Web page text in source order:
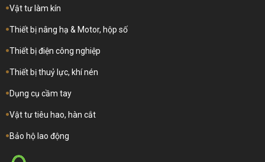
Vật tư làm kín
Thiết bị nâng hạ & Motor, hộp số
Thiết bị điện công nghiệp
Thiết bị thuỷ lực, khí nén
Dụng cụ cầm tay
Vật tư tiêu hao, hàn cắt
Bảo hộ lao động